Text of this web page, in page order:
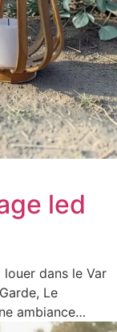
led
dans le Var
Le
ambiance…